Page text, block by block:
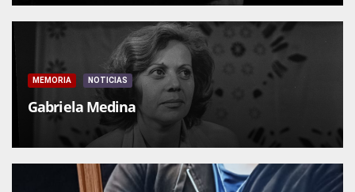
MEMORIA NOTICIAS
Gabriela Medina